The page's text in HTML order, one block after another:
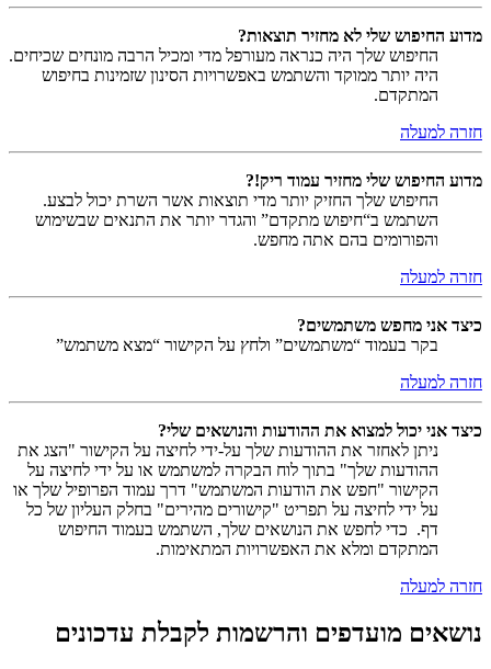
מדוע החיפוש שלי לא מחזיר תוצאות?
החיפוש שלך היה כנראה מעורפל מדי ומכיל הרבה מונחים שכיחים.
היה יותר ממוקד והשתמש באפשרויות הסינון שזמינות בחיפוש
המתקדם.
חזרה למעלה
מדוע החיפוש שלי מחזיר עמוד ריק!?
החיפוש שלך החזיק יותר מדי תוצאות אשר השרת יכול לבצע.
השתמש ב“חיפוש מתקדם” והגדר יותר את התנאים שבשימוש
והפורומים בהם אתה מחפש.
חזרה למעלה
כיצד אני מחפש משתמשים?
בקר בעמוד “משתמשים” ולחץ על הקישור “מצא משתמש”
חזרה למעלה
כיצד אני יכול למצוא את ההודעות והנושאים שלי?
ניתן לאחזר את ההודעות שלך על-ידי לחיצה על הקישור "הצג את
ההודעות שלך" בתוך לוח הבקרה למשתמש או על ידי לחיצה על
הקישור "חפש את הודעות המשתמש" דרך עמוד הפרופיל שלך או
על ידי לחיצה על תפריט "קישורים מהירים" בחלק העליון של כל
דף. כדי לחפש את הנושאים שלך, השתמש בעמוד החיפוש
המתקדם ומלא את האפשרויות המתאימות.
חזרה למעלה
נושאים מועדפים והרשמות לקבלת עדכונים